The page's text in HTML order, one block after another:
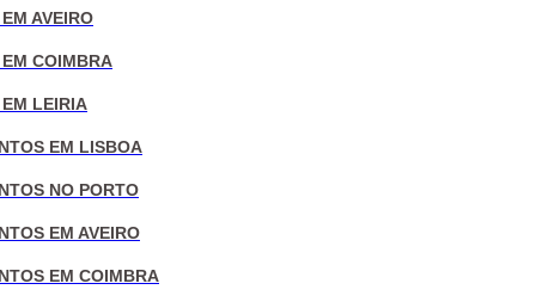
AVEIRO
COIMBRA
LEIRIA
EM LISBOA
NO PORTO
EM AVEIRO
EM COIMBRA